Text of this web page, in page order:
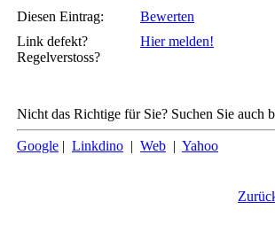
Diesen Eintrag:
Bewerten
Link defekt?
Regelverstoss?
Hier melden!
Nicht das Richtige für Sie? Suchen Sie auch
Google | Linkdino | Web | Yahoo